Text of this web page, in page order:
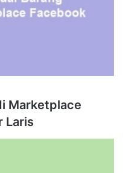
Marketplace
Laris